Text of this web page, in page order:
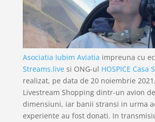
Asociatia Iubim Aviatia impreuna cu
Streams.livesi ONG-ul HOSPICE Casa
realizat, pe data de 20 noiembrie
Livestream Shopping dintr-un avion
dimensiuni, iar banii stransi in urma
experiente au fost donati. In